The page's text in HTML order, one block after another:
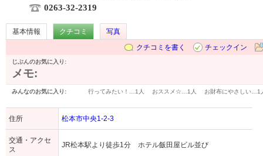
0263-32-2319
基本情報 クチコミ
写真
クチコミを書く
チェックイン
じぶんのお気に入り:
メモ:
みんなのお気に入り: 行ってみたい！… 1人 おススメ☆… 1人 お財布にやさしい… 1
住所 松本市中央1-2-3
交通・アクセ
ス
JR松本駅より徒歩1分 ホテル飯田屋ビル並び